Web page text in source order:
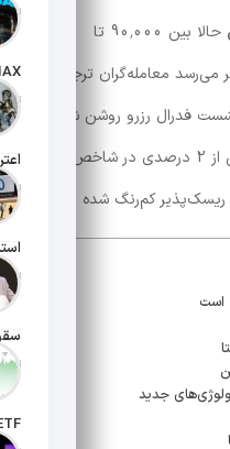
تاریخ
تاریخ
تاریخ
تاریخ
تاریخ
حالا بین 90٬000 تا
می‌رسد معامله‌گران ترجیح
فدرال رزرو روشن شود.
این سکون قیمت همراه با افت بیش از 2 درصدی در شاخص‌های
کم‌رنگ شده است.
است
جدید